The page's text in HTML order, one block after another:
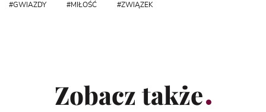
GWIAZDY MIŁOŚĆ ZWIĄZEK
Zobacz także